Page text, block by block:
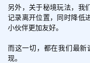
另外，关于秘境玩法，我
记录离开位置，同时降低
小伙伴更加友好。
而这一切，都在我们最
现。